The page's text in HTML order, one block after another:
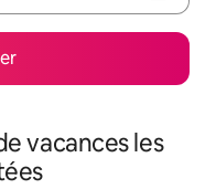
vacances les